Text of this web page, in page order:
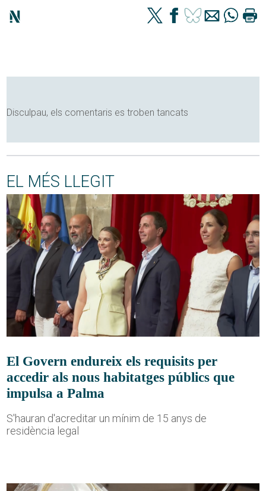
Disculpau, els comentaris es troben tancats
EL MÉS LLEGIT
El Govern endureix els requisits per
accedir als nous habitatges públics que
impulsa a Palma
S'hauran d'acreditar un mínim de 15 anys de
residència legal